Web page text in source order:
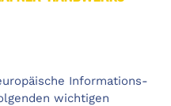
Informations-
wichtigen